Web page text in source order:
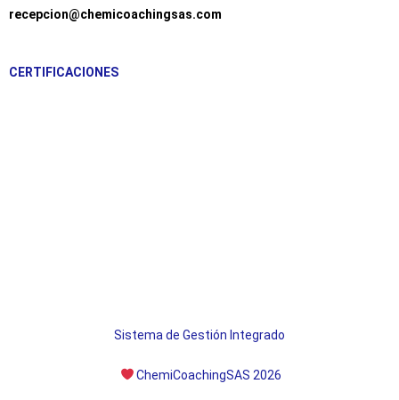
recepcion@chemicoachingsas.com
CERTIFICACIONES
Sistema de Gestión Integrado
ChemiCoachingSAS 2026